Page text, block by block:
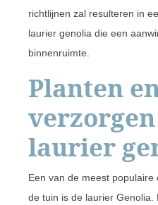
richtlijnen zal resulteren in
laurier genolia die een
binnenruimte.
Planten
laurier
Een van de meest
de tuin is de laurier